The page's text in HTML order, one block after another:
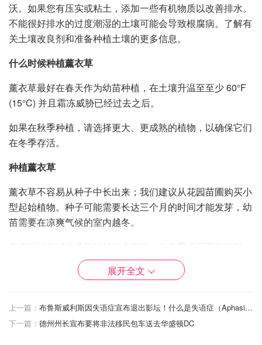
沃。如果您有压实或粘土，添加一些有机物质以改善排水。
不能很好排水的过度潮湿的土壤可能会导致根腐病。了解有
关土壤改良剂和准备种植土壤的更多信息。
什么时候种植薰衣草
薰衣草最好在春天作为幼苗种植，在土壤升温至至少 60°F
(15°C) 并且霜冻威胁已经过去之后。
如果在秋季种植，请选择更大、更成熟的植物，以确保它们
在冬季存活。
种植薰衣草
薰衣草不容易从种子中长出来；我们建议从花园苗圃购买小
型起始植物。种子可能需要长达三个月的时间才能发芽，幼
苗需要在凉爽气候的室内越冬。
候，当茎更成熟时，将软木切割几英寸。
英尺之间。
添加覆盖物（岩石或豌豆砾石效果特别好）以将杂草保持在
展开全文
上一篇：
布鲁斯威利斯因失语症宣布退出影坛！什么是失语症（Aphasia）？如何治疗？
下一篇： 德州州长宣布要将非法移民包车送去华盛顿DC